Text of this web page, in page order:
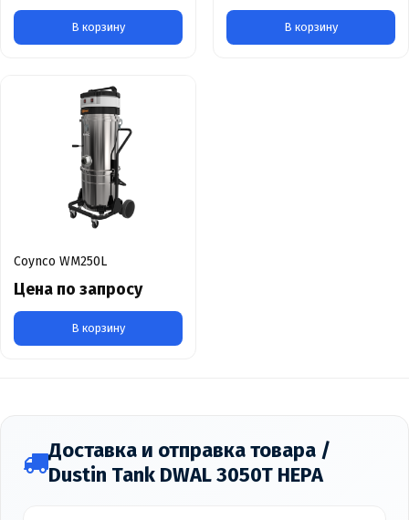
В корзину В корзину
Coynco WM250L
Цена по запросу
В корзину
Доставка и отправка товара /
Dustin Tank DWAL 3050T HEPA